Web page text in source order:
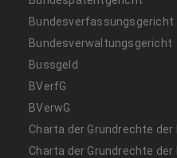
Bundesverfassungsgericht
Bundesverwaltungsgericht
Bussgeld
BVerfG
BVerwG
Charta der Grundrechte der
Charta der Grundrechte der